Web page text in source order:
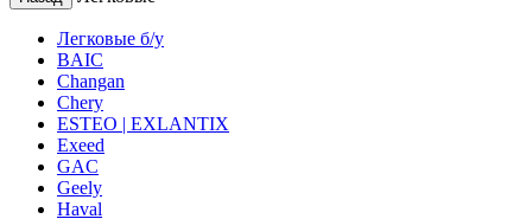
Легковые б/у
BAIC
Changan
Chery
ESTEO | EXLANTIX
Exeed
GAC
Geely
Haval